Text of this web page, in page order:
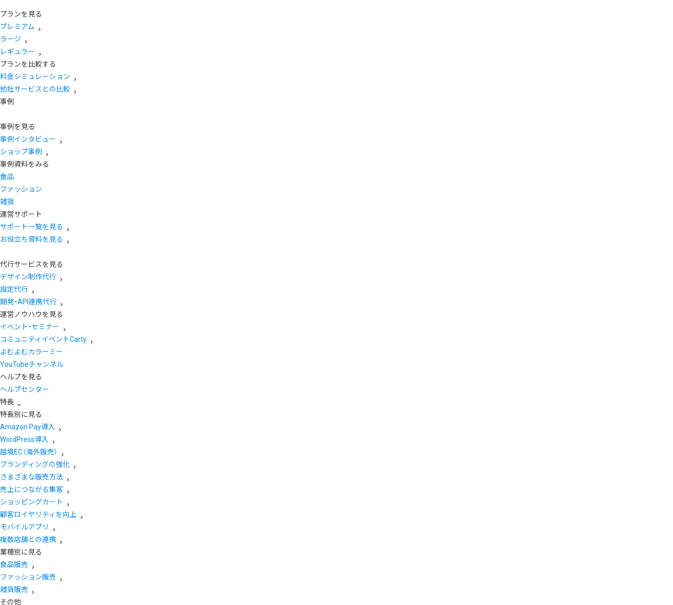
プランを見る
プレミアム
ラージ
レギュラー
プランを比較する
料金シミュレーション
他社サービスとの比較
事例
事例を見る
事例インタビュー
ショップ事例
事例資料をみる
食品
ファッション
雑貨
運営サポート
サポート一覧を見る
お役立ち資料を見る
代行サービスを見る
デザイン制作代行
設定代行
開発・API連携代行
運営ノウハウを見る
イベント・セミナー
コミュニティイベントCarty
よむよむカラーミー
YouTubeチャンネル
ヘルプを見る
ヘルプセンター
特長
特長別に見る
Amazon Pay導入
WordPress導入
越境EC（海外販売）
ブランディングの強化
さまざまな販売方法
売上につながる集客
ショッピングカート
顧客ロイヤリティを向上
モバイルアプリ
複数店舗との連携
業種別に見る
食品販売
ファッション販売
雑貨販売
その他